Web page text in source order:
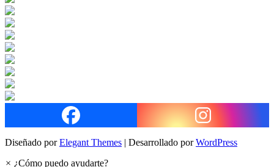
Diseñado porElegant Themes | Desarrollado porWordPress
× ¿Cómo puedo ayudarte?